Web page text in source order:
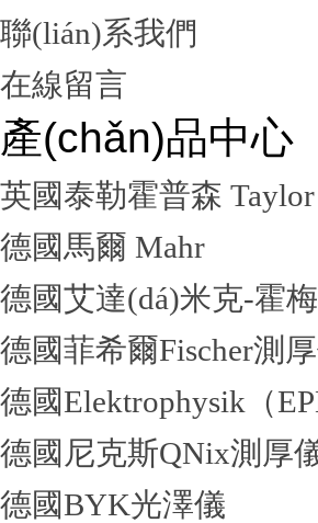
聯(lián)系我們
在線留言
產(chǎn)品中心
英國泰勒霍普森 Taylor
德國馬爾 Mahr
德國艾達(dá)米克-霍
德國菲希爾Fischer測
德國Elektrophysik（
德國尼克斯QNix測厚
德國BYK光澤儀